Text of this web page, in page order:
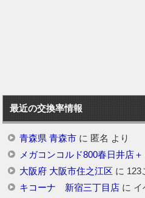
最近の交換率情報
青森県 青森市に 匿名 より
メガコンコルド800春日井店＋
大阪府 大阪市住之江区 に 123
キコーナ 新宿三丁目店に イ